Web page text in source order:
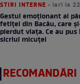
STIRI INTERNE • ieri la
Gestul emoționant al
fetiței din Bacău, care
pierdut viața. Ce au pus
sicriul micuței
RECOMANDĂRI